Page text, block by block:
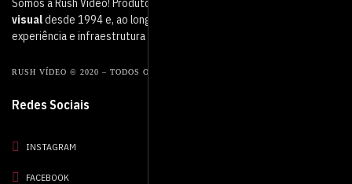
Somos a Rush Vídeo! Produtora de vídeo que atua no mercado
visualdesde 1994 e, ao longo desse período, adquirimos muita
experiência e infraestrutura de ponta.
RUSH VÍDEO © 2020 – TODOS OS DIREITOS RESERVADOS.
Redes Sociais
INSTAGRAM
FACEBOOK